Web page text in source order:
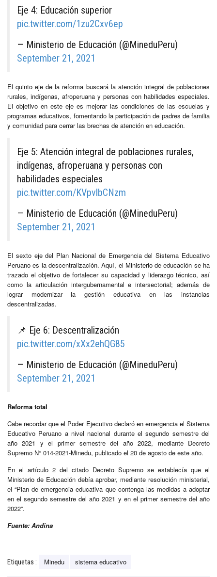
Eje 4: Educación superior
pic.twitter.com/1zu2Cxv6ep
— Ministerio de Educación (@MineduPeru)
September 21, 2021
El quinto eje de la reforma buscará la atención integral de poblaciones
rurales, indígenas, afroperuana y personas con habilidades especiales.
El objetivo en este eje es mejorar las condiciones de las escuelas y
programas educativos, fomentando la participación de padres de familia
y comunidad para cerrar las brechas de atención en educación.
Eje 5: Atención integral de poblaciones rurales,
indígenas, afroperuana y personas con
habilidades especiales
pic.twitter.com/KVpvlbCNzm
— Ministerio de Educación (@MineduPeru)
September 21, 2021
El sexto eje del Plan Nacional de Emergencia del Sistema Educativo
Peruano es la descentralización. Aquí, el Ministerio de educación se ha
trazado el objetivo de fortalecer su capacidad y liderazgo técnico, así
como la articulación intergubernamental e intersectorial; además de
lograr modernizar la gestión educativa en las instancias
descentralizadas.
📌 Eje 6: Descentralización
pic.twitter.com/xXx2ehQG85
— Ministerio de Educación (@MineduPeru)
September 21, 2021
Reforma total
Cabe recordar que el Poder Ejecutivo declaró en emergencia el Sistema
Educativo Peruano a nivel nacional durante el segundo semestre del
año 2021 y el primer semestre del año 2022, mediante Decreto
Supremo N° 014-2021-Minedu, publicado el 20 de agosto de este año.
En el artículo 2 del citado Decreto Supremo se establecía que el
Ministerio de Educación debía aprobar, mediante resolución ministerial,
el “Plan de emergencia educativa que contenga las medidas a adoptar
en el segundo semestre del año 2021 y en el primer semestre del año
2022”.
Fuente: Andina
Etiquetas : Minedu sistema educativo